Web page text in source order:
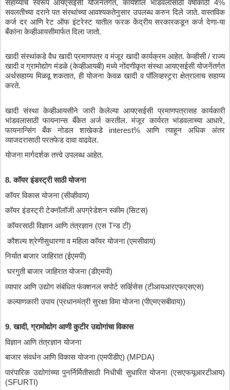
सहाय्याचे स्वरूप आयएसईसी योजनेंतर्गत, कार्यशील भांडवलासाठी वर्षाकाठी
सवलतीच्या दराने पत संस्थांच्या आवश्यकतेनुसार उपलब्ध करुन दिले जाते. वास्तविक
कर्ज दर आणि रेट ऑफ इंटरेस्ट यातील फरक केंद्रीय सरकारकडून कर्ज देणा-या
बँकांना केव्हीआयसीमार्फत दिला जातो.
खादी संस्थांकडे वैध खादी प्रमाणपत्र व मंजूर खादी कार्यक्रम आहेत. केव्हीसी / राज्य
खादी व ग्रामोद्योग मंडळे (केव्हीआयबी) मध्ये नोंदणीकृत संस्था आयएसईसी योजनेंतर्गत
अर्थसहाय्य मिळवू शकतात, ही योजना केवळ खादी व पॉलिव्हस्ट्र्रा क्षेत्रालाच सहाय्य
करते.
खादी संस्था केव्हीआयसीने जारी केलेल्या आयएसईसी प्रमाणपत्रासह कार्यकारी
भांडवलासाठी फायनान्स बँकेत अर्ज करतील. मंजूर कार्यरत भांडवलाच्या आधारे
फायनान्सिंग
बँक नोडल शाखेकडे interest% आणि त्याहून अधिक
अंतर
व्याजदरासाठी परतफेड दावा वाढवेल.
योजना मार्गदर्शक तत्त्वे उपलब्ध आहेत.
8. कॉयर इंडस्ट्री साठी योजना
कॉयर विकास योजना (सीव्हीवाय)
कॉयर इंडस्ट्री टेक्नॉलॉजी अपग्रेडेशन स्कीम (सिटस)
कॉयरसाठी विज्ञान आणि तंत्रज्ञान (एस Tन्ड टी)
कौशल्य श्रेणीसुधारणा व महिला कॉयर योजना (एमसीवाय)
निर्यात बाजार जाहिरात (ईएमपी)
घरगुती बाजार जाहिरात योजना (डीएमपी)
व्यापार आणि उद्योग संबंधित फंक्शनल सपोर्ट सर्व्हिसेस (टीआयआरएफएसएस)
कल्याणकारी उपाय (प्रधानमंत्री सुरक्षा विमा योजना (पीएमएसबीवाय))
9. खादी, ग्रामोद्योग आणी कुटीर उद्योगांचा विकास
विज्ञान आणि तंत्रज्ञान योजना
बाजार संवर्धन आणि विकास योजना (एमपीडीए) (MPDA)
पारंपारिक उद्योगांच्या पुनर्निर्मितीसाठी निधीची सुधारित योजना (एसएफयूआरटीआय)
(SFURTI)